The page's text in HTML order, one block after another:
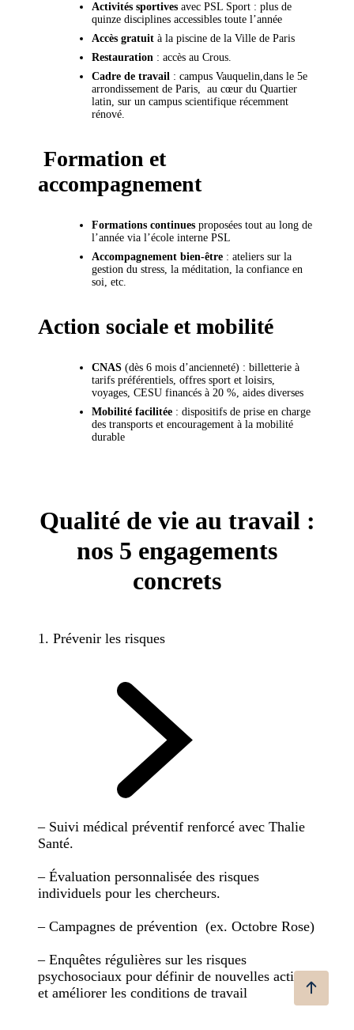
Activités sportives avec PSL Sport : plus de
quinze disciplines accessibles toute l’année
Accès gratuit à la piscine de la Ville de Paris
Restauration : accès au Crous.
Cadre de travail : campus Vauquelin,dans le 5e
arrondissement de Paris, au cœur du Quartier
latin, sur un campus scientifique récemment
rénové.
Formation et
accompagnement
Formations continues proposées tout au long de
l’année via l’école interne PSL
Accompagnement bien-être : ateliers sur la
gestion du stress, la méditation, la confiance en
soi, etc.
Action sociale et mobilité
CNAS (dès 6 mois d’ancienneté) : billetterie à
tarifs préférentiels, offres sport et loisirs,
voyages, CESU financés à 20 %, aides diverses
Mobilité facilitée : dispositifs de prise en charge
des transports et encouragement à la mobilité
durable
Qualité de vie au travail :
nos 5 engagements
concrets
1. Prévenir les risques
– Suivi médical préventif renforcé avec Thalie
Santé.
– Évaluation personnalisée des risques
individuels pour les chercheurs.
– Campagnes de prévention (ex. Octobre Rose)
– Enquêtes régulières sur les risques
psychosociaux pour définir de nouvelles actions
et améliorer les conditions de travail